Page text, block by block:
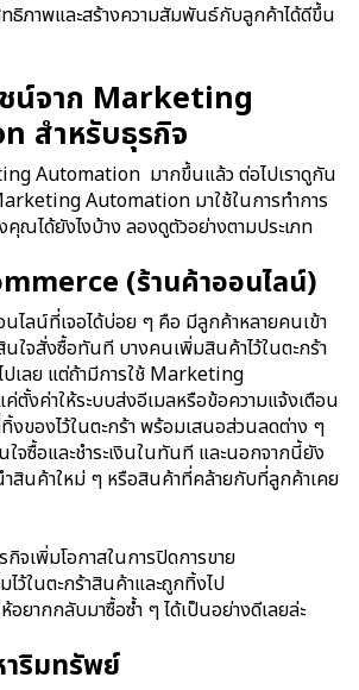
ทธิภาพและสร้างความสัมพันธ์กับลูกค้าได้ดีขึ้น
ชน์จาก Marketing
สำหรับธุรกิจ
Automation มากขึ้นแล้ว ต่อไปเราดูกัน
Automation มาใช้ในการทำการ
คุณได้ยังไงบ้าง ลองดูตัวอย่างตามประเภท
(ร้านค้าออนไลน์)
ไลน์ที่เจอได้บ่อย ๆ คือ มีลูกค้าหลายคนเข้า
นใจสั่งซื้อทันที บางคนเพิ่มสินค้าไว้ในตะกร้า
เลย แต่ถ้ามีการใช้ Marketing
ค่ตั้งค่าให้ระบบส่งอีเมลหรือข้อความแจ้งเตือน
งของไว้ในตะกร้า พร้อมเสนอส่วนลดต่าง ๆ
จซื้อและชำระเงินในทันที และนอกจากนี้ยัง
สินค้าใหม่ ๆ หรือสินค้าที่คล้ายกับที่ลูกค้าเคย
กิจเพิ่มโอกาสในการปิดการขาย
ว้ในตะกร้าสินค้าและถูกทิ้งไป
อยากกลับมาซื้อซ้ำ ๆ ได้เป็นอย่างดีเลยล่ะ
ริมทรัพย์